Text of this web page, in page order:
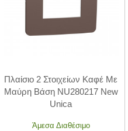
Πλαίσιο 2 Στοιχείων Καφέ Με
Μαύρη Βάση NU280217 New
Unica
Άμεσα Διαθέσιμο